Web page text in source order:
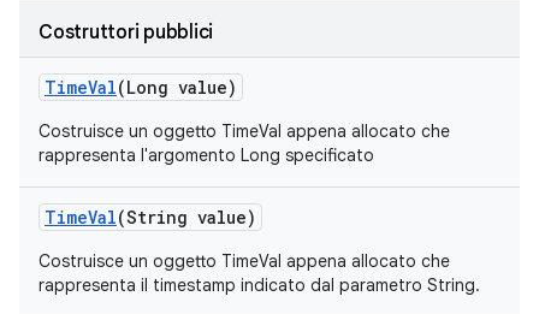
Costruttori pubblici
TimeVal(Long value)
Costruisce un oggetto TimeVal appena allocato che
rappresenta l'argomento Long specificato
TimeVal(String value)
Costruisce un oggetto TimeVal appena allocato che
rappresenta il timestamp indicato dal parametro String.